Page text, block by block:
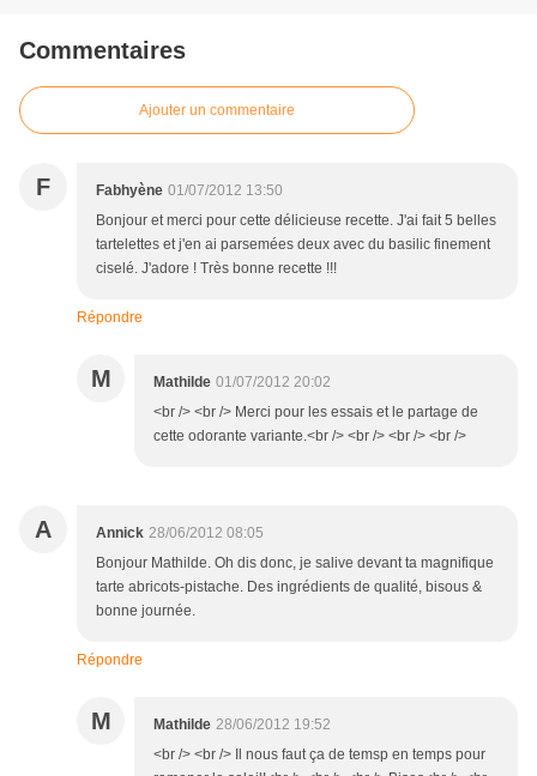
Commentaires
Ajouter un commentaire
F Fabhyène 01/07/2012 13:50
Bonjour et merci pour cette délicieuse recette. J'ai fait 5 belles
tartelettes et j'en ai parsemées deux avec du basilic finement
ciselé. J'adore ! Très bonne recette !!!
Répondre
M Mathilde 01/07/2012 20:02
<br /> <br /> Merci pour les essais et le partage de
cette odorante variante.<br /> <br /> <br /> <br />
A Annick 28/06/2012 08:05
Bonjour Mathilde. Oh dis donc, je salive devant ta magnifique
tarte abricots-pistache. Des ingrédients de qualité, bisous &
bonne journée.
Répondre
M Mathilde 28/06/2012 19:52
<br /> <br /> Il nous faut ça de temsp en temps pour